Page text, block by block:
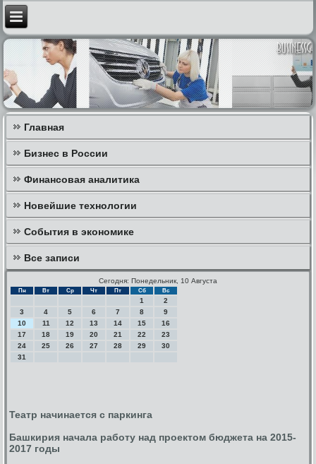
Главная
Бизнес в России
Финансовая аналитика
Новейшие технологии
События в экономике
Все записи
Сегодня: Понедельник, 10 Августа
Пн Вт Ср Чт Пт Сб Вс
1
2
3
4 5 6 7 8
9
10
11 12 13 14 15
16
17
18 19 20 21 22
23
24
25 26 27 28 29
30
31
Театр начинается с паркинга
Башкирия начала работу над проектом бюджета на 2015-
2017 годы